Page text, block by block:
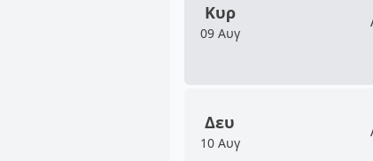
Κυρ
09 Αυγ
Δευ
10 Αυγ